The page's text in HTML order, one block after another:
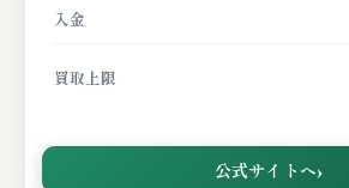
入金
買取上限
公式サイトへ